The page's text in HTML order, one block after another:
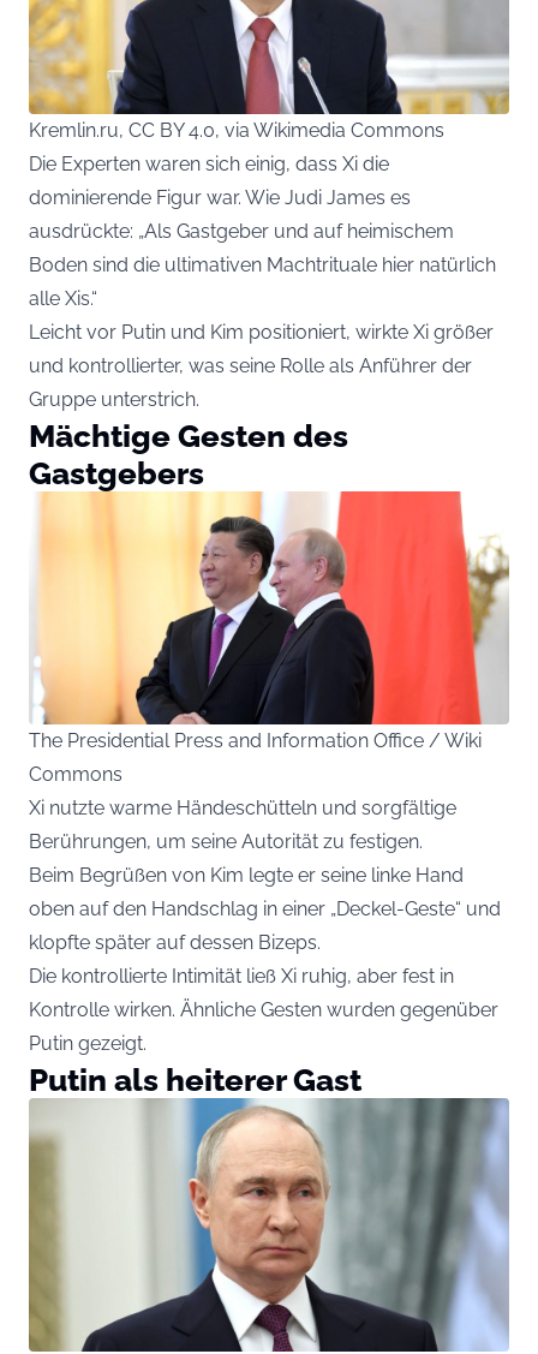
Kremlin.ru, CC BY 4.0, via Wikimedia Commons
Die Experten waren sich einig, dass Xi die
dominierende Figur war. Wie Judi James es
ausdrückte: „Als Gastgeber und auf heimischem
Boden sind die ultimativen Machtrituale hier natürlich
alle Xis.“
Leicht vor Putin und Kim positioniert, wirkte Xi größer
und kontrollierter, was seine Rolle als Anführer der
Gruppe unterstrich.
Mächtige Gesten des
Gastgebers
The Presidential Press and Information Office / Wiki
Commons
Xi nutzte warme Händeschütteln und sorgfältige
Berührungen, um seine Autorität zu festigen.
Beim Begrüßen von Kim legte er seine linke Hand
oben auf den Handschlag in einer „Deckel-Geste“ und
klopfte später auf dessen Bizeps.
Die kontrollierte Intimität ließ Xi ruhig, aber fest in
Kontrolle wirken. Ähnliche Gesten wurden gegenüber
Putin gezeigt.
Putin als heiterer Gast